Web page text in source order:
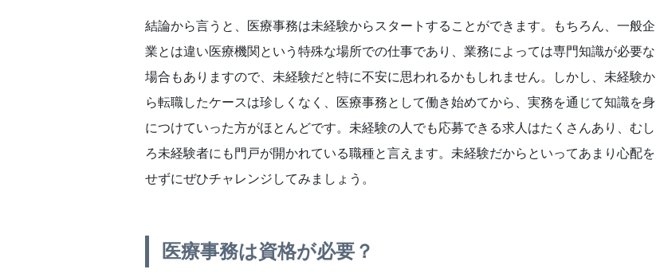
結論から言うと、医療事務は未経験からスタートすることができます。もちろん、一般企
業とは違い医療機関という特殊な場所での仕事であり、業務によっては専門知識が必要な
場合もありますので、未経験だと特に不安に思われるかもしれません。しかし、未経験か
ら転職したケースは珍しくなく、医療事務として働き始めてから、実務を通じて知識を身
につけていった方がほとんどです。未経験の人でも応募できる求人はたくさんあり、むし
ろ未経験者にも門戸が開かれている職種と言えます。未経験だからといってあまり心配を
せずにぜひチャレンジしてみましょう。
医療事務は資格が必要？